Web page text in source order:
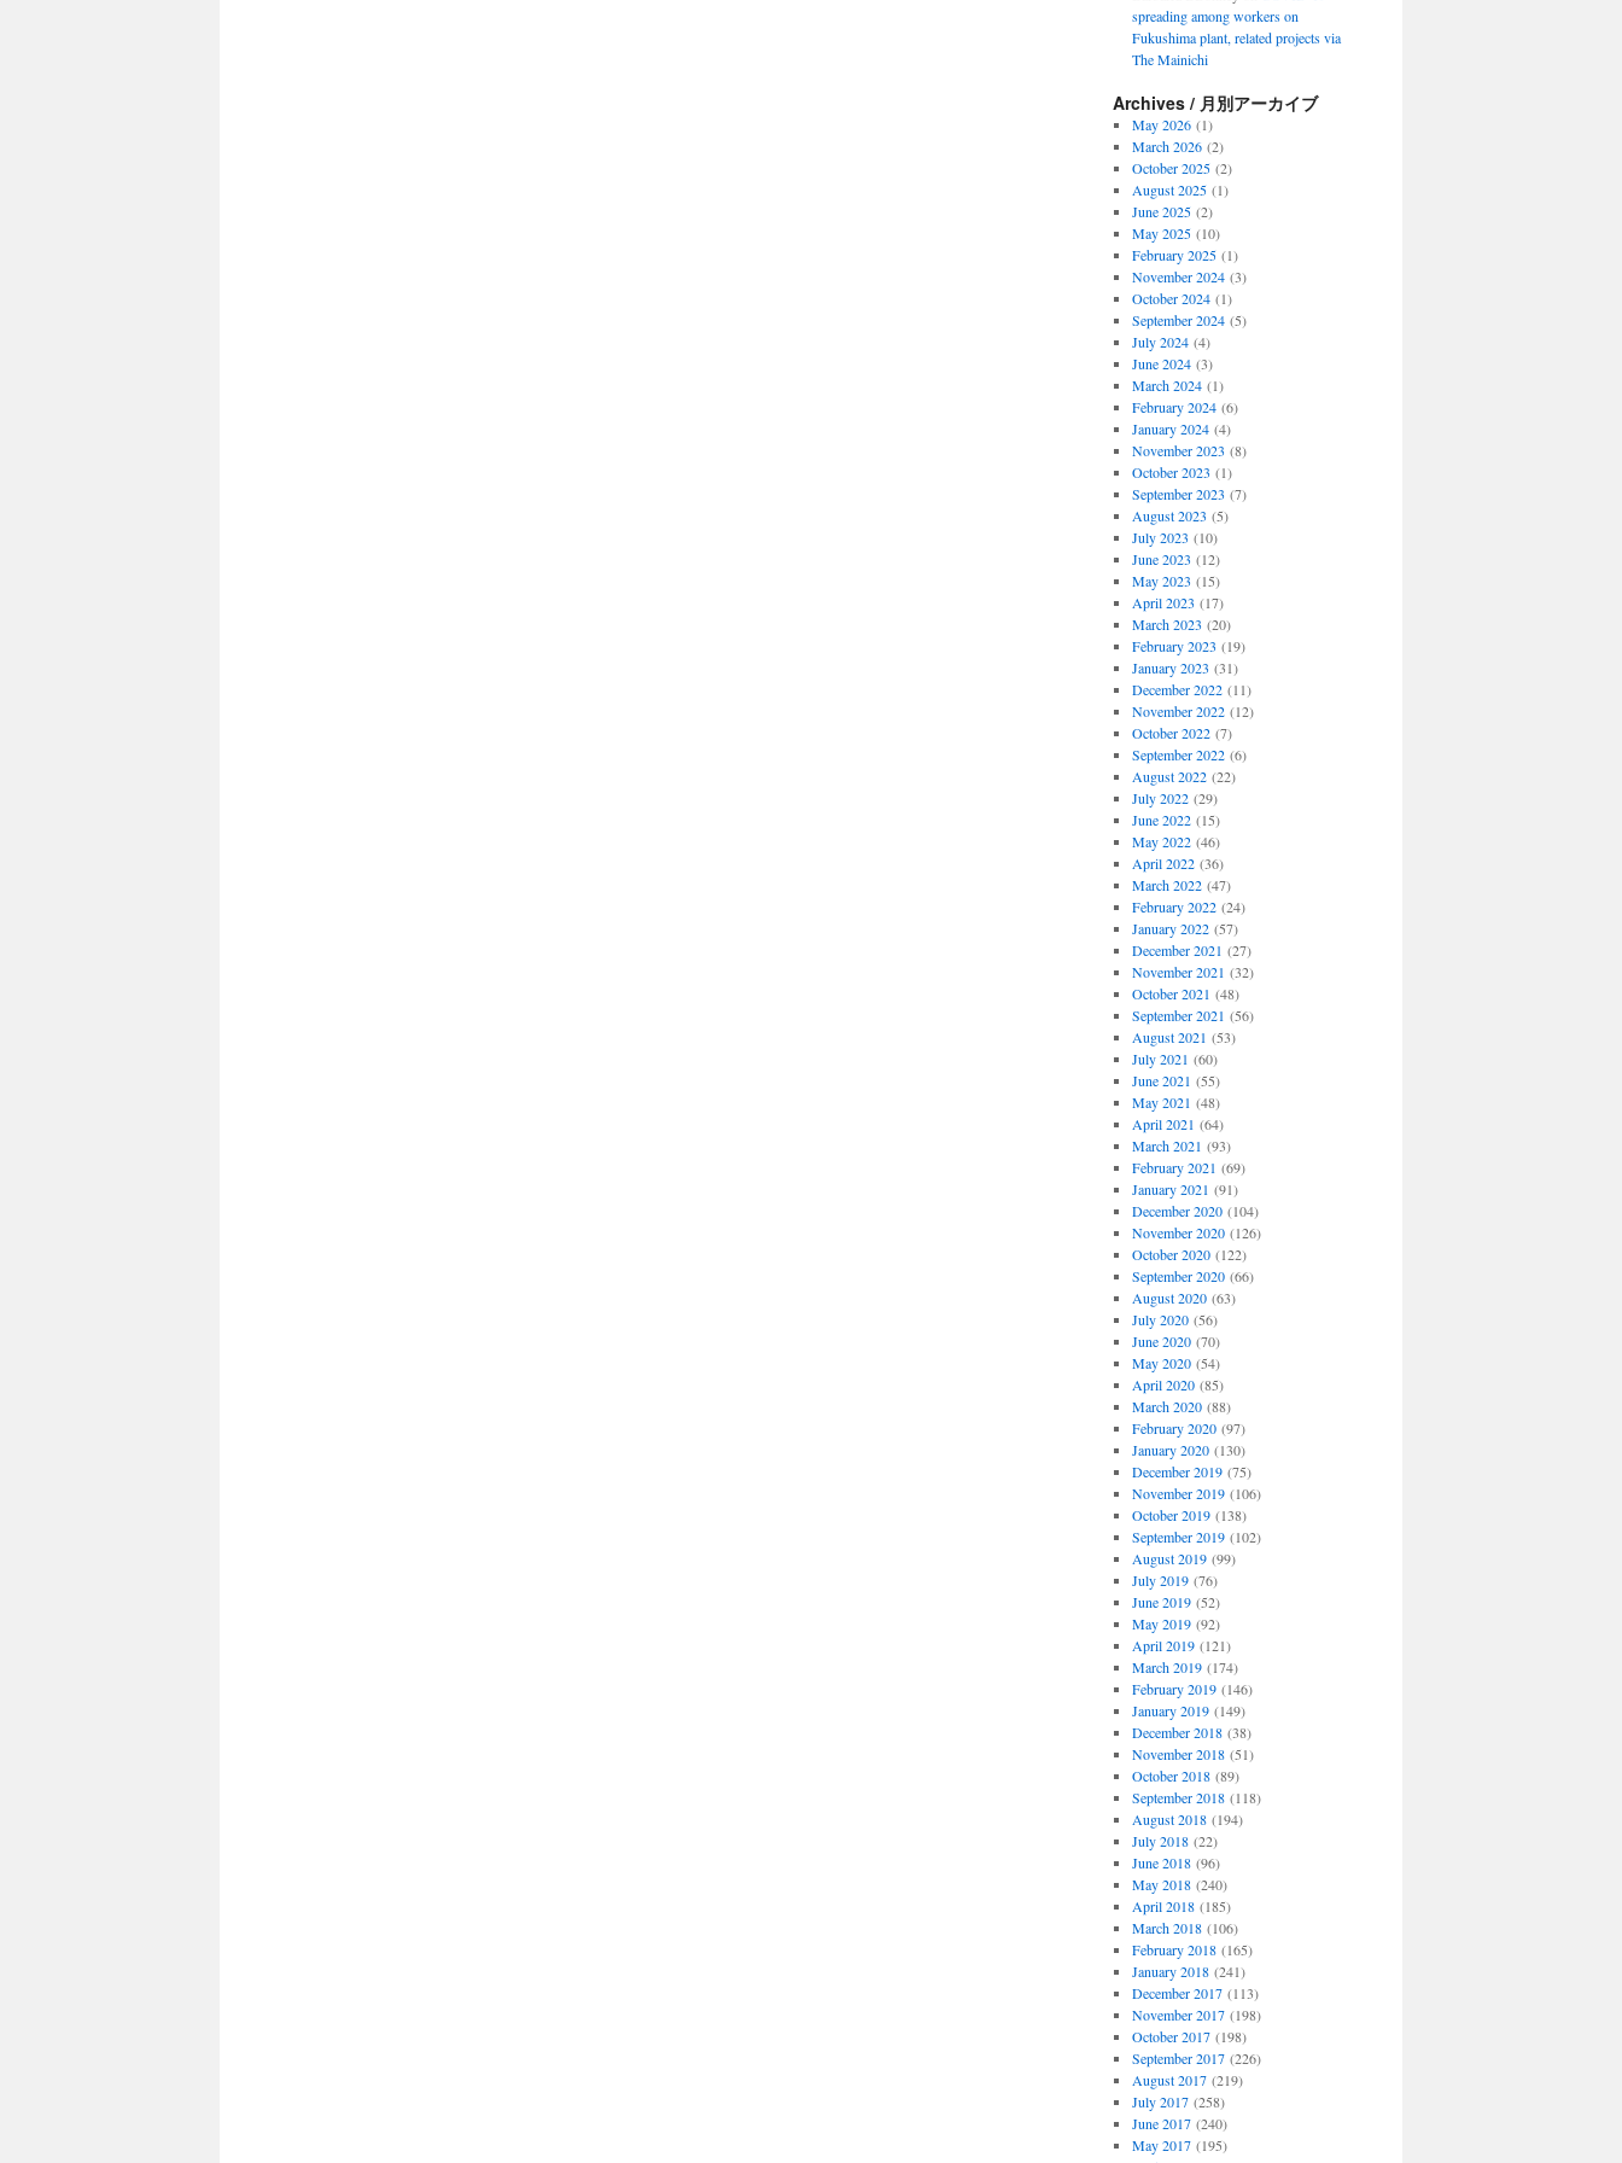
spreading among workers on
Fukushima plant, related projects via
The Mainichi
Archives / 月別アーカイブ
May 2026(1)
March 2026(2)
October 2025(2)
August 2025(1)
June 2025(2)
May 2025(10)
February 2025(1)
November 2024(3)
October 2024(1)
September 2024(5)
July 2024(4)
June 2024(3)
March 2024(1)
February 2024(6)
January 2024(4)
November 2023 (8)
October 2023 (1)
September 2023 (7)
August 2023 (5)
July 2023 (10)
June 2023 (12)
May 2023 (15)
April 2023 (17)
March 2023 (20)
February 2023 (19)
January 2023 (31)
December 2022(11)
November 2022(12)
October 2022(7)
September 2022(6)
August 2022(22)
July 2022(29)
June 2022(15)
May 2022(46)
April 2022(36)
March 2022(47)
February 2022(24)
January 2022(57)
December 2021 (27)
November 2021 (32)
October 2021 (48)
September 2021 (56)
August 2021 (53)
July 2021 (60)
June 2021 (55)
May 2021 (48)
April 2021 (64)
March 2021 (93)
February 2021 (69)
January 2021 (91)
December 2020(104)
November 2020(126)
October 2020(122)
September 2020(66)
August 2020(63)
July 2020(56)
June 2020(70)
May 2020(54)
April 2020(85)
March 2020(88)
February 2020(97)
January 2020(130)
December 2019(75)
November 2019(106)
October 2019(138)
September 2019(102)
August 2019(99)
July 2019(76)
June 2019(52)
May 2019(92)
April 2019(121)
March 2019(174)
February 2019(146)
January 2019(149)
December 2018(38)
November 2018(51)
October 2018(89)
September 2018(118)
August 2018(194)
July 2018(22)
June 2018(96)
May 2018(240)
April 2018(185)
March 2018(106)
February 2018(165)
January 2018(241)
December 2017(113)
November 2017(198)
October 2017(198)
September 2017(226)
August 2017(219)
July 2017(258)
June 2017(240)
May 2017(195)